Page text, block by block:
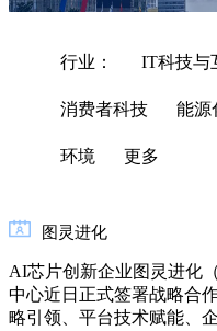
行业： IT科技与
消费者科技 能源
环境 更多
科
与
网
零
售
业
图灵进化与国家集成
图灵进化
AI芯片创新企业图灵进化
中心近日正式签署战略合
略引领、平台技术赋能、